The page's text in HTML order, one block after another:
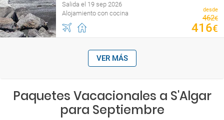
Salida el 19 sep 2026
Alojamiento con cocina
desde
462€
416€
VER MÁS
Paquetes Vacacionales a S'Algar
para Septiembre